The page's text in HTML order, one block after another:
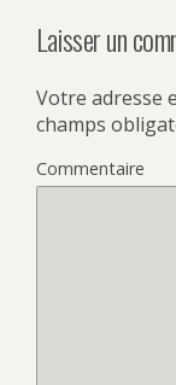
Laisser un
Votre adresse
champs
Commentaire